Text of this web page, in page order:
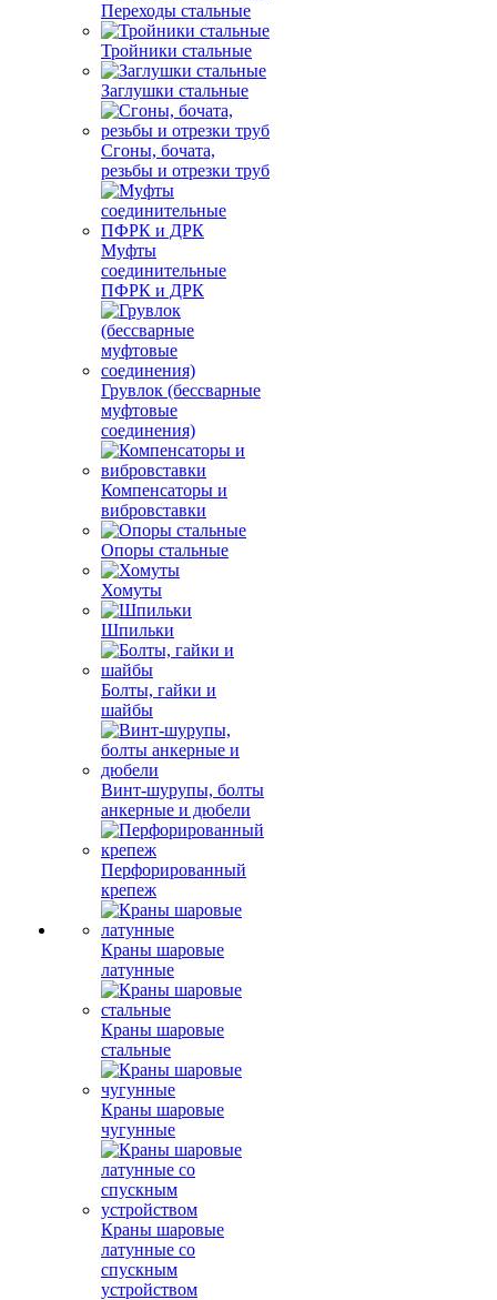
Переходы стальные
Тройники стальные
Заглушки стальные
Сгоны, бочата,
резьбы и отрезки труб
Муфты
соединительные
ПФРК и ДРК
Грувлок (бессварные
муфтовые
соединения)
Компенсаторы и
вибровставки
Опоры стальные
Хомуты
Шпильки
Болты, гайки и
шайбы
Винт-шурупы, болты
анкерные и дюбели
Перфорированный
крепеж
Краны шаровые
латунные
Краны шаровые
стальные
Краны шаровые
чугунные
Краны шаровые
латунные со
спускным
устройством